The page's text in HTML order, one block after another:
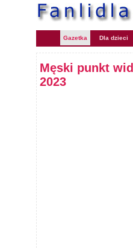
Gazetka Dla dzieci
Męski punkt
2023